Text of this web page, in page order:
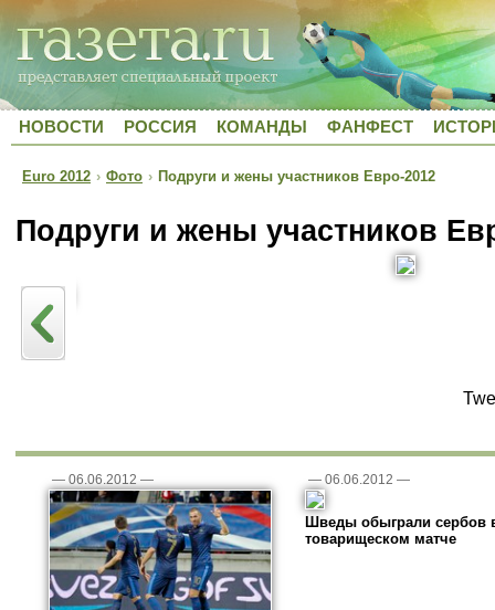
НОВОСТИ РОССИЯ КОМАНДЫ ФАНФЕСТ
Euro 2012 › Фото › Подруги и жены участников Евро-2012
Подруги и жены участников
— 06.06.2012 — — 06.06.2012 —
Шведы обыграли сербов
товарищеском матче